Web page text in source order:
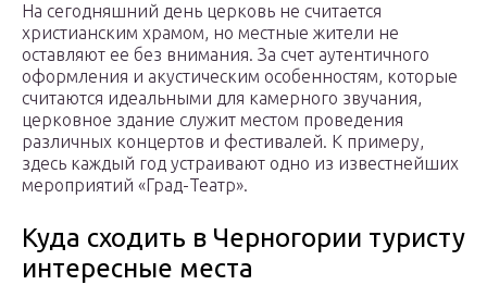
На сегодняшний день церковь не считается
христианским храмом, но местные жители не
оставляют ее без внимания. За счет аутентичного
оформления и акустическим особенностям, которые
считаются идеальными для камерного звучания,
церковное здание служит местом проведения
различных концертов и фестивалей. К примеру,
здесь каждый год устраивают одно из известнейших
мероприятий «Град-Театр».
Куда сходить в Черногории туристу
интересные места